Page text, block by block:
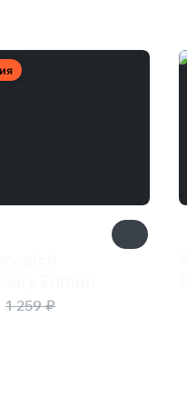
1 259 ₽